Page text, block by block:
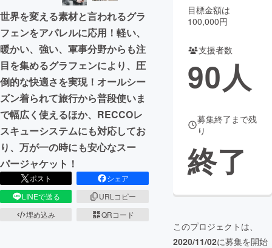
CAMPFIREふるさと納税
コミュニティ
世界を変える素材と言われるグラ
フェンをアパレルに応用！軽い、
暖かい、強い、軍事分野からも注
目を集めるグラフェンにより、圧
倒的な快適さを実現！オールシー
ズン着られて旅行から普段使いま
で幅広く使えるほか、RECCOレ
スキューシステムにも対応してお
り、万が一の時にも安心なスー
パージャケット！
ポスト
シェア
LINEで送る
URLコピー
埋め込み
QRコード
目標金額は
100,000円
支援者数
90人
募集終了まで残
り
終了
このプロジェクトは、
2020/11/02に募集を開始